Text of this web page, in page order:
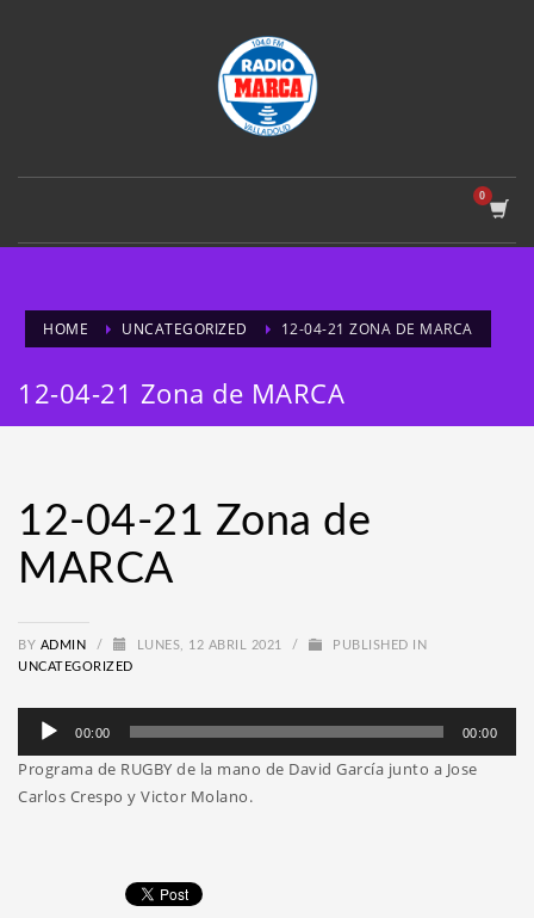
HOME UNCATEGORIZED 12-04-21 ZONA DE MARCA
12-04-21 Zona de MARCA
12-04-21 Zona de
MARCA
BY ADMIN / LUNES, 12 ABRIL 2021 /
PUBLISHED IN
UNCATEGORIZED
Reproductor
audio
00:00 00:00
Programa de RUGBY de la mano de David García junto a Jose
Carlos Crespo y Victor Molano.